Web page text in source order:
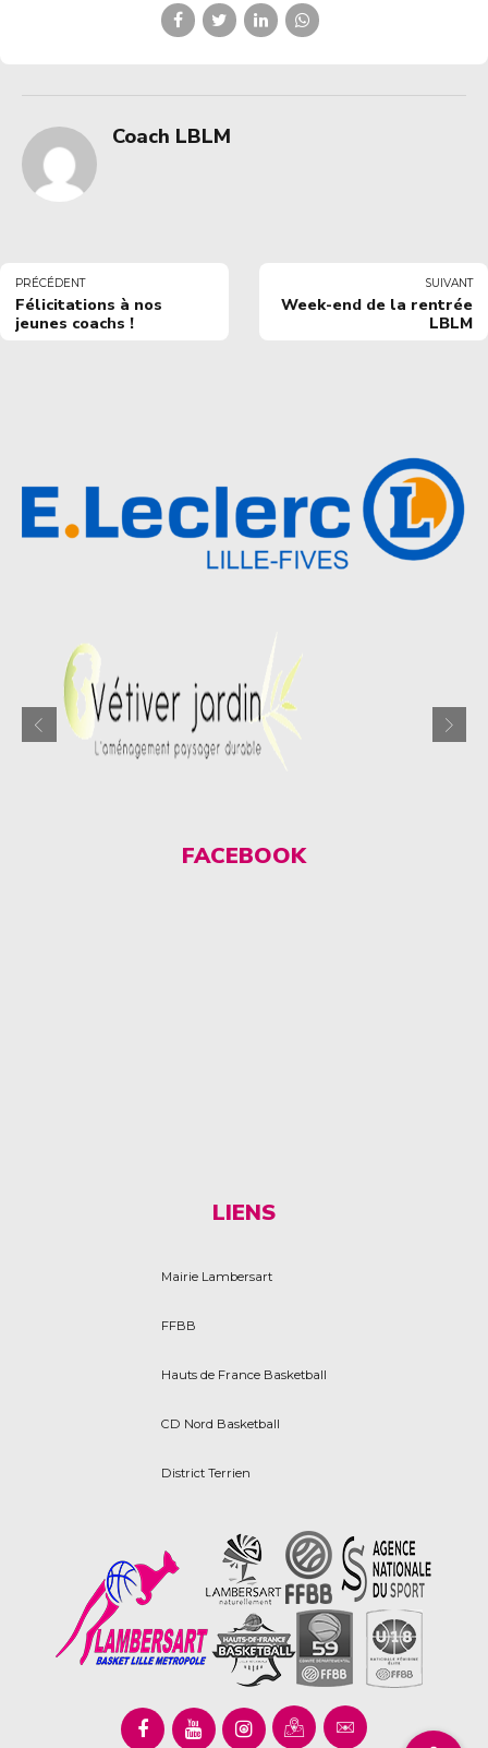
Coach LBLM
PRÉCÉDENT
Félicitations à nos
jeunes coachs !
SUIVANT
Week-end de la rentrée
LBLM
FACEBOOK
LIENS
Mairie Lambersart
FFBB
Hauts de France Basketball
CD Nord Basketball
District Terrien